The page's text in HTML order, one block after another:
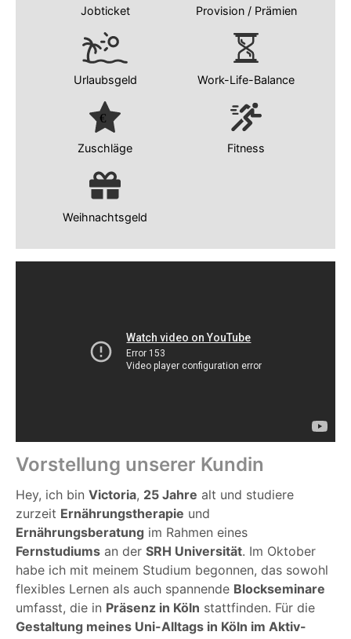
Vorstellung unserer Kundin
Hey, ich bin Victoria, 25 Jahre alt und studiere
zurzeit Ernährungstherapie und
Ernährungsberatung im Rahmen eines
Fernstudiums an der SRH Universität. Im Oktober
habe ich mit meinem Studium begonnen, das sowohl
flexibles Lernen als auch spannende Blockseminare
umfasst, die in Präsenz in Köln stattfinden. Für die
Gestaltung meines Uni-Alltags in Köln im Aktiv-
Jobticket Provision / Prämien
Urlaubsgeld Work-Life-Balance
Zuschläge Fitness
Weihnachtsgeld